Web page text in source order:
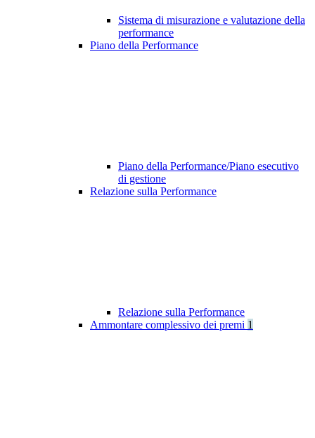
Sistema di misurazione e valutazione della
performance
Piano della Performance
Piano della Performance/Piano esecutivo
di gestione
Relazione sulla Performance
Relazione sulla Performance
Ammontare complessivo dei premi 1